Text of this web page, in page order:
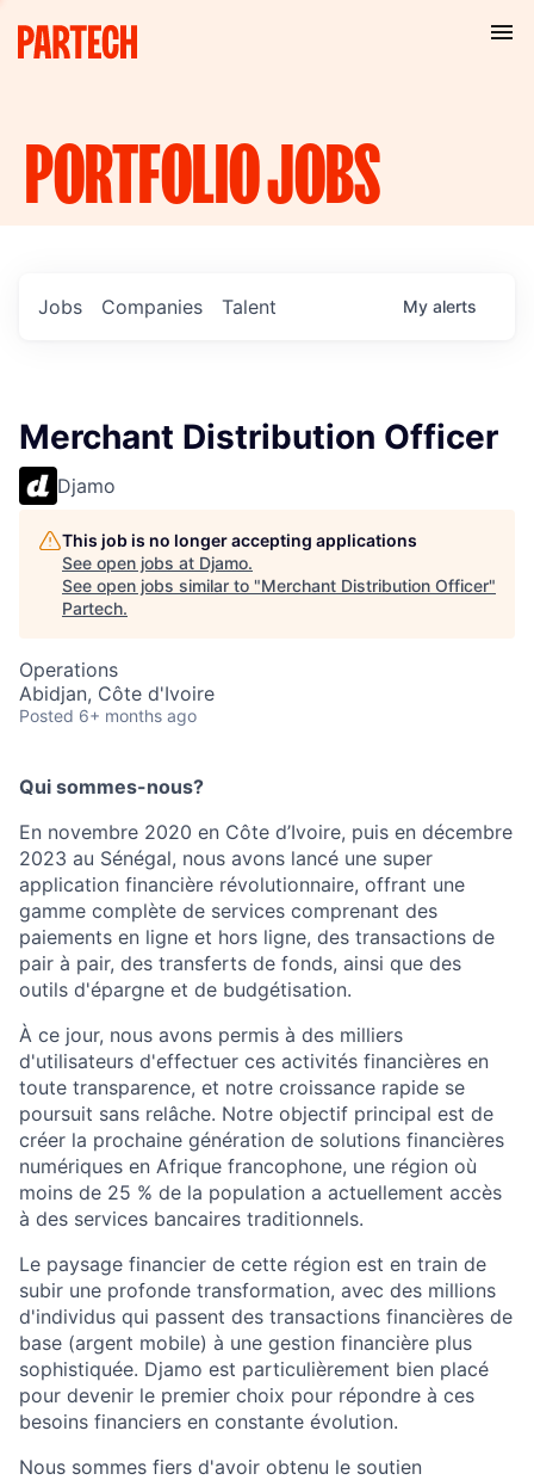
PORTFOLIOJOBS
Jobs Companies Talent My alerts
Merchant Distribution Officer
Djamo
This job is no longer accepting applications
See open jobs at Djamo.
See open jobs similar to "Merchant Distribution Officer"
Partech.
Operations
Abidjan, Côte d'Ivoire
Posted 6+ months ago
Qui sommes-nous?
En novembre 2020 en Côte d’Ivoire, puis en décembre
2023 au Sénégal, nous avons lancé une super
application financière révolutionnaire, offrant une
gamme complète de services comprenant des
paiements en ligne et hors ligne, des transactions de
pair à pair, des transferts de fonds, ainsi que des
outils d'épargne et de budgétisation.
À ce jour, nous avons permis à des milliers
d'utilisateurs d'effectuer ces activités financières en
toute transparence, et notre croissance rapide se
poursuit sans relâche. Notre objectif principal est de
créer la prochaine génération de solutions financières
numériques en Afrique francophone, une région où
moins de 25 % de la population a actuellement accès
à des services bancaires traditionnels.
Le paysage financier de cette région est en train de
subir une profonde transformation, avec des millions
d'individus qui passent des transactions financières de
base (argent mobile) à une gestion financière plus
sophistiquée. Djamo est particulièrement bien placé
pour devenir le premier choix pour répondre à ces
besoins financiers en constante évolution.
Nous sommes fiers d'avoir obtenu le soutien